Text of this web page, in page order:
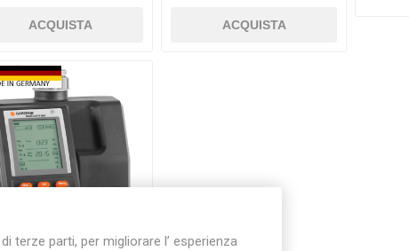
terze parti, per migliorare l’ esperienza